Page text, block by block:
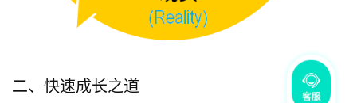
二、快速成长之道